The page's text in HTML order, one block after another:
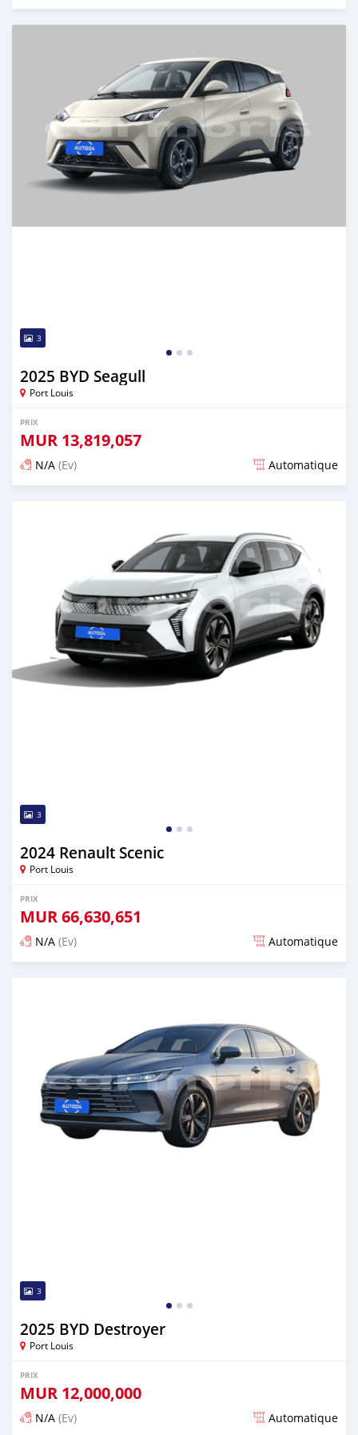
Publié il y a plus d'un an
3
2025 BYD Seagull
Port Louis
PRIX
MUR 13,819,057
N/A (Ev) Automatique
3
2024 Renault Scenic
Port Louis
PRIX
MUR66,630,651
N/A (Ev) Automatique
3
2025 BYD Destroyer
Port Louis
PRIX
MUR 12,000,000
N/A (Ev) Automatique